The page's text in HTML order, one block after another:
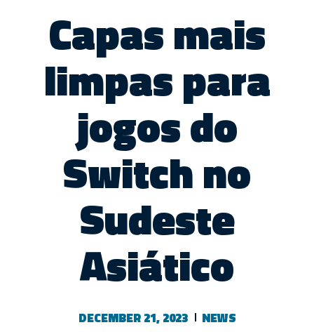
Capas mais
limpas para
jogos do
Switch no
Sudeste
Asiático
DECEMBER 21, 2023 NEWS